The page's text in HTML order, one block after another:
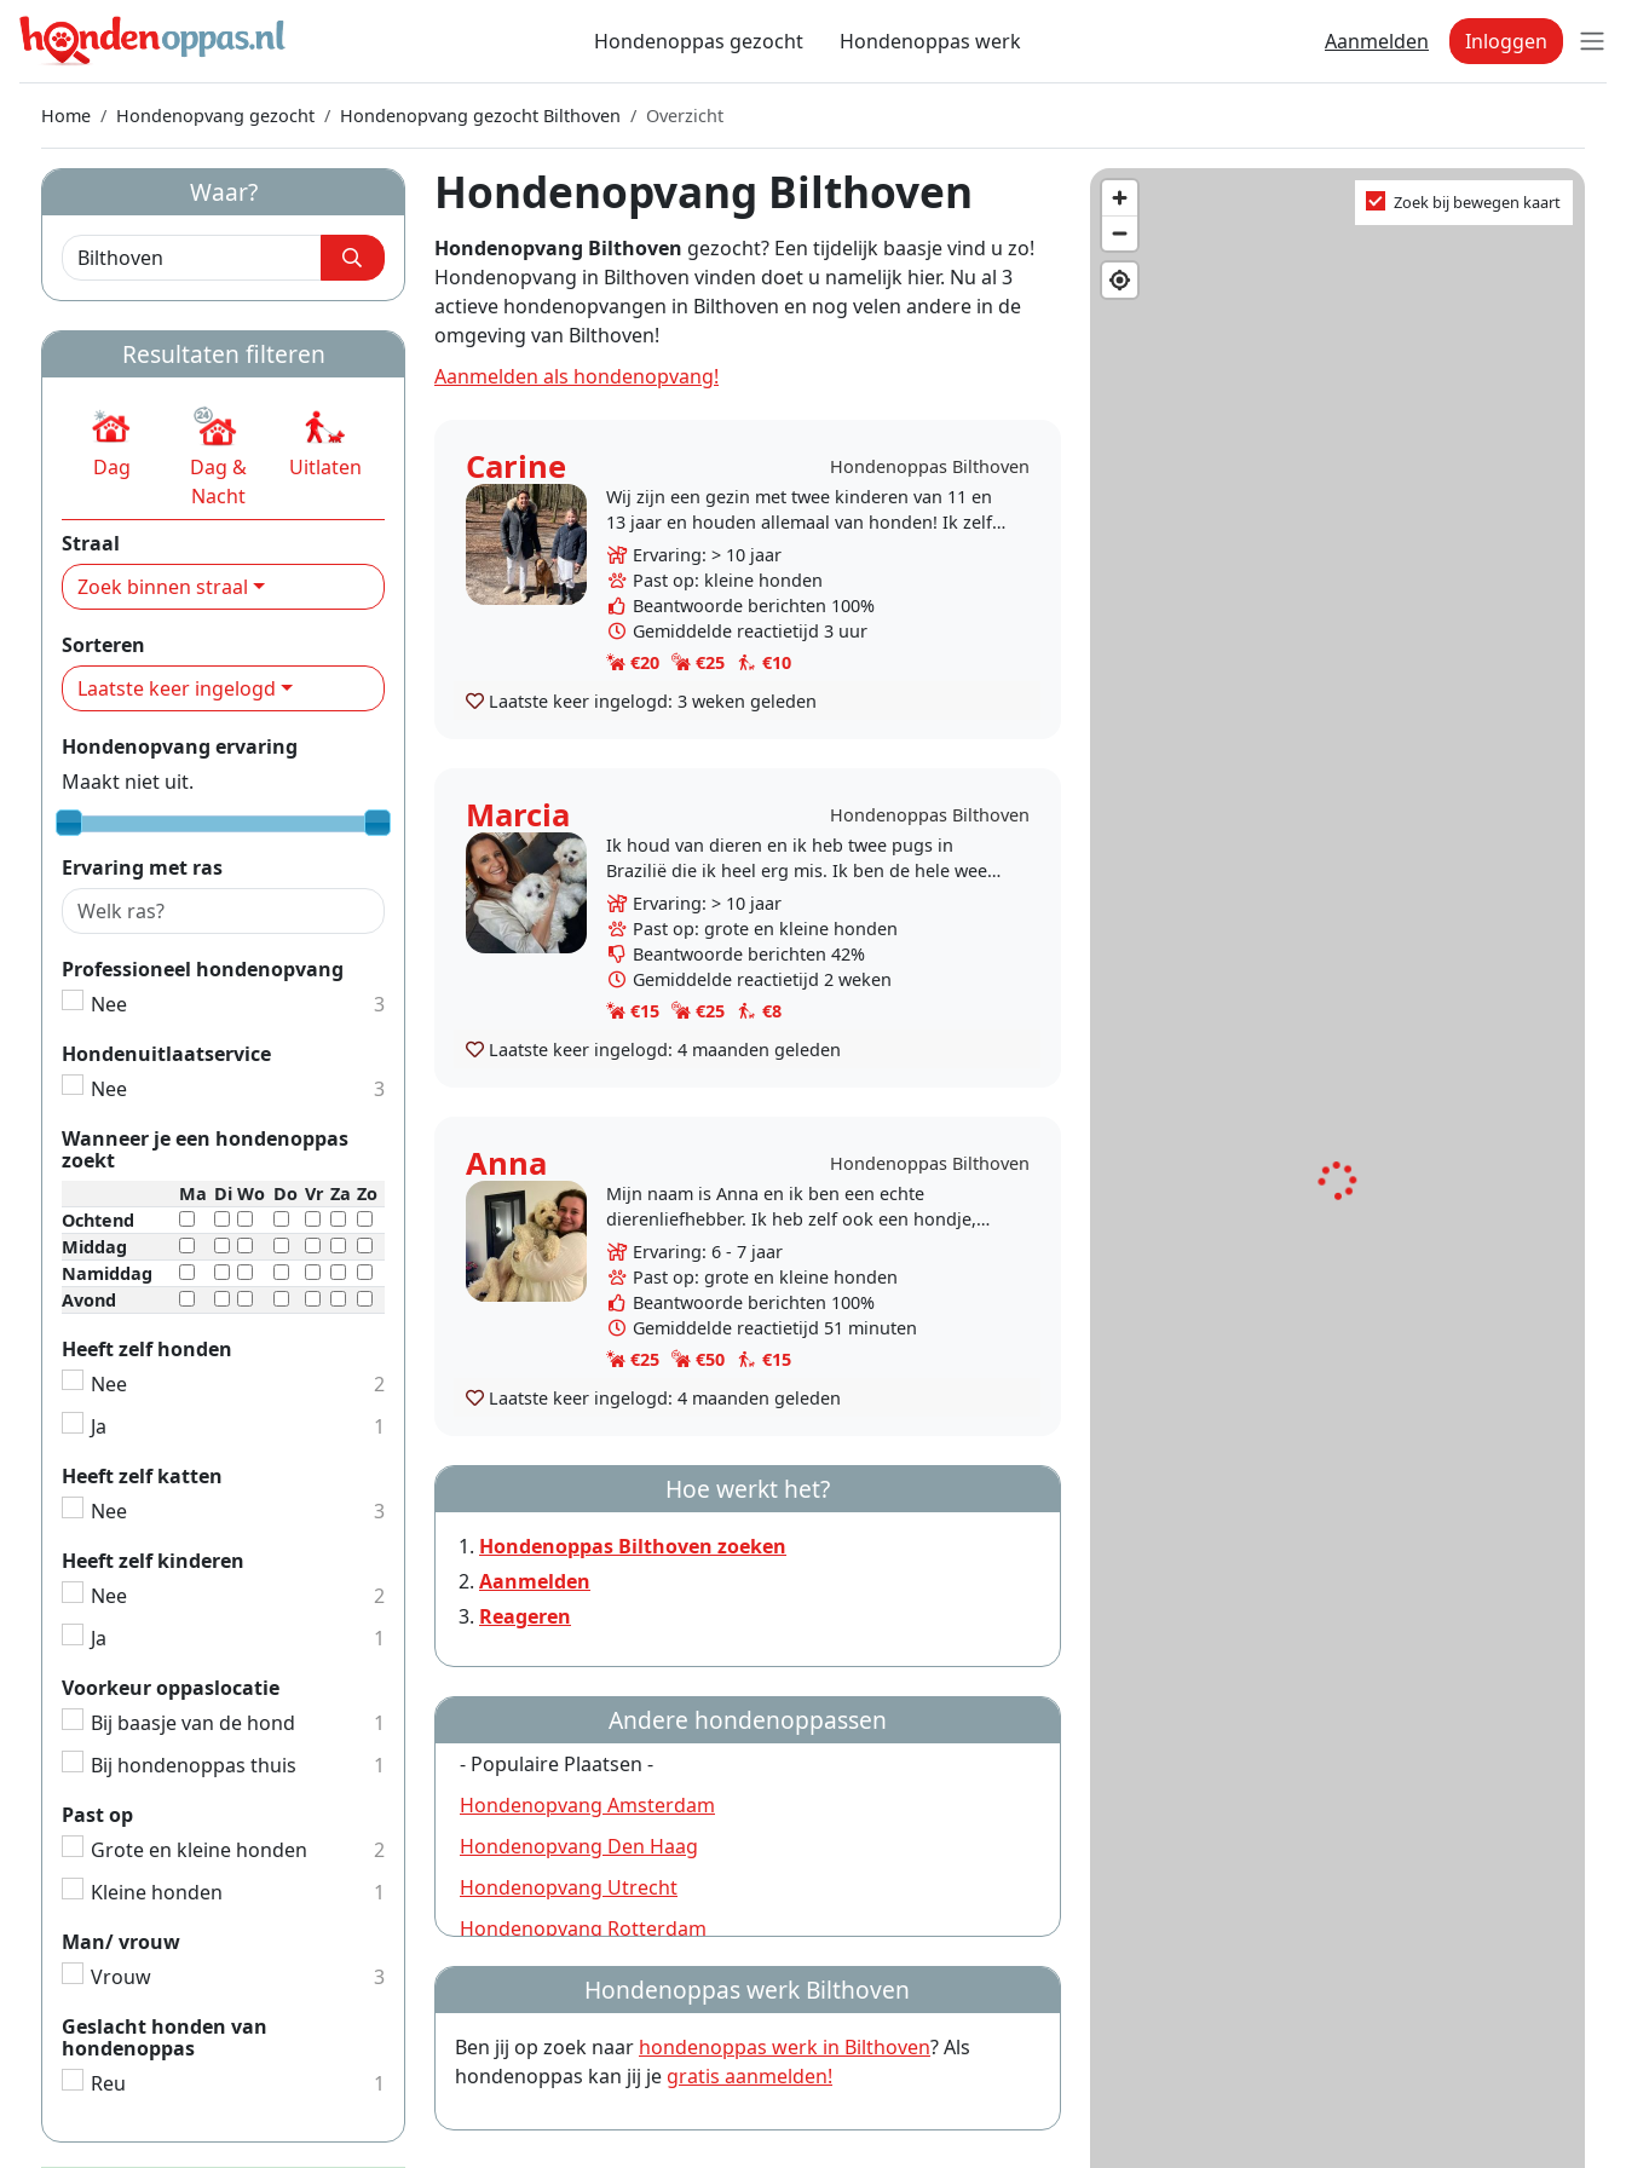
Hondenoppas gezocht Hondenoppas werk Aanmelden Inloggen
Home Hondenopvang gezocht Hondenopvang gezocht Bilthoven Overzicht
Hondenopvang Bilthoven
Hondenopvang Bilthoven gezocht? Een tijdelijk baasje vind u zo!
Hondenopvang in Bilthoven vinden doet u namelijk hier. Nu al 3
actieve hondenopvangen in Bilthoven en nog velen andere in de
omgeving van Bilthoven!
Aanmelden als hondenopvang!
Carine
Hondenoppas Bilthoven
Wij zijn een gezin met twee kinderen van 11 en
13 jaar en houden allemaal van honden! Ik zelf
ben opgegroeid met teckels, mijn man heeft
vroeger een..
Ervaring: > 10 jaar
Past op: kleine honden
Beantwoorde berichten 100%
Gemiddelde reactietijd 3 uur
€20
€25
€10
Laatste keer ingelogd: 3 weken geleden
Marcia
Hondenoppas Bilthoven
Ik houd van dieren en ik heb twee pugs in
Brazilië die ik heel erg mis. Ik ben de hele week
vrij.Ervaring: > 10 jaar
Past op: grote en kleine honden
Beantwoorde berichten 42%
Gemiddelde reactietijd 2 weken
€15
€25
€8
Laatste keer ingelogd: 4 maanden geleden
Anna
Hondenoppas Bilthoven
Mijn naam is Anna en ik ben een echte
dierenliefhebber. Ik heb zelf ook een hondje,
een golden retriever genaamd Finn. Ik haal erg
veel plezier uit..
Ervaring: 6 - 7 jaar
Past op: grote en kleine honden
Beantwoorde berichten 100%
Gemiddelde reactietijd 51 minuten
€25
€50
€15
Laatste keer ingelogd: 4 maanden geleden
Hoe werkt het?
Hondenoppas Bilthoven zoeken
Aanmelden
Reageren
Andere hondenoppassen
- Populaire Plaatsen -
Hondenopvang Amsterdam
Hondenopvang Den Haag
Hondenopvang Utrecht
Hondenopvang Rotterdam
Hondenopvang Nijmegen
Hondenopvang Groningen
Hondenopvang Almere
Hondenopvang Amersfoort
Hondenopvang Arnhem
Hondenoppas werk Bilthoven
Ben jij op zoek naar hondenoppas werk in Bilthoven? Als
hondenoppas kan jij je gratis aanmelden!
Zoek bij bewegen kaart
Waar?
Resultaten filteren
Dag
Dag &
Nacht
Uitlaten
Straal
Zoek binnen straal
Sorteren
Laatste keer ingelogd
Hondenopvang ervaring
Maakt niet uit.
Ervaring met ras
Professioneel hondenopvang
Nee
3
Hondenuitlaatservice
Nee
3
Wanneer je een hondenoppas
zoekt
Ma Di Wo Do Vr Za Zo
Ochtend
Middag
Namiddag
Avond
Heeft zelf honden
Nee
2
Ja
1
Heeft zelf katten
Nee
3
Heeft zelf kinderen
Nee
2
Ja
1
Voorkeur oppaslocatie
Bij baasje van de hond
1
Bij hondenoppas thuis
1
Past op
Grote en kleine honden
2
Kleine honden
1
Man/ vrouw
Vrouw
3
Geslacht honden van
hondenoppas
Reu
1